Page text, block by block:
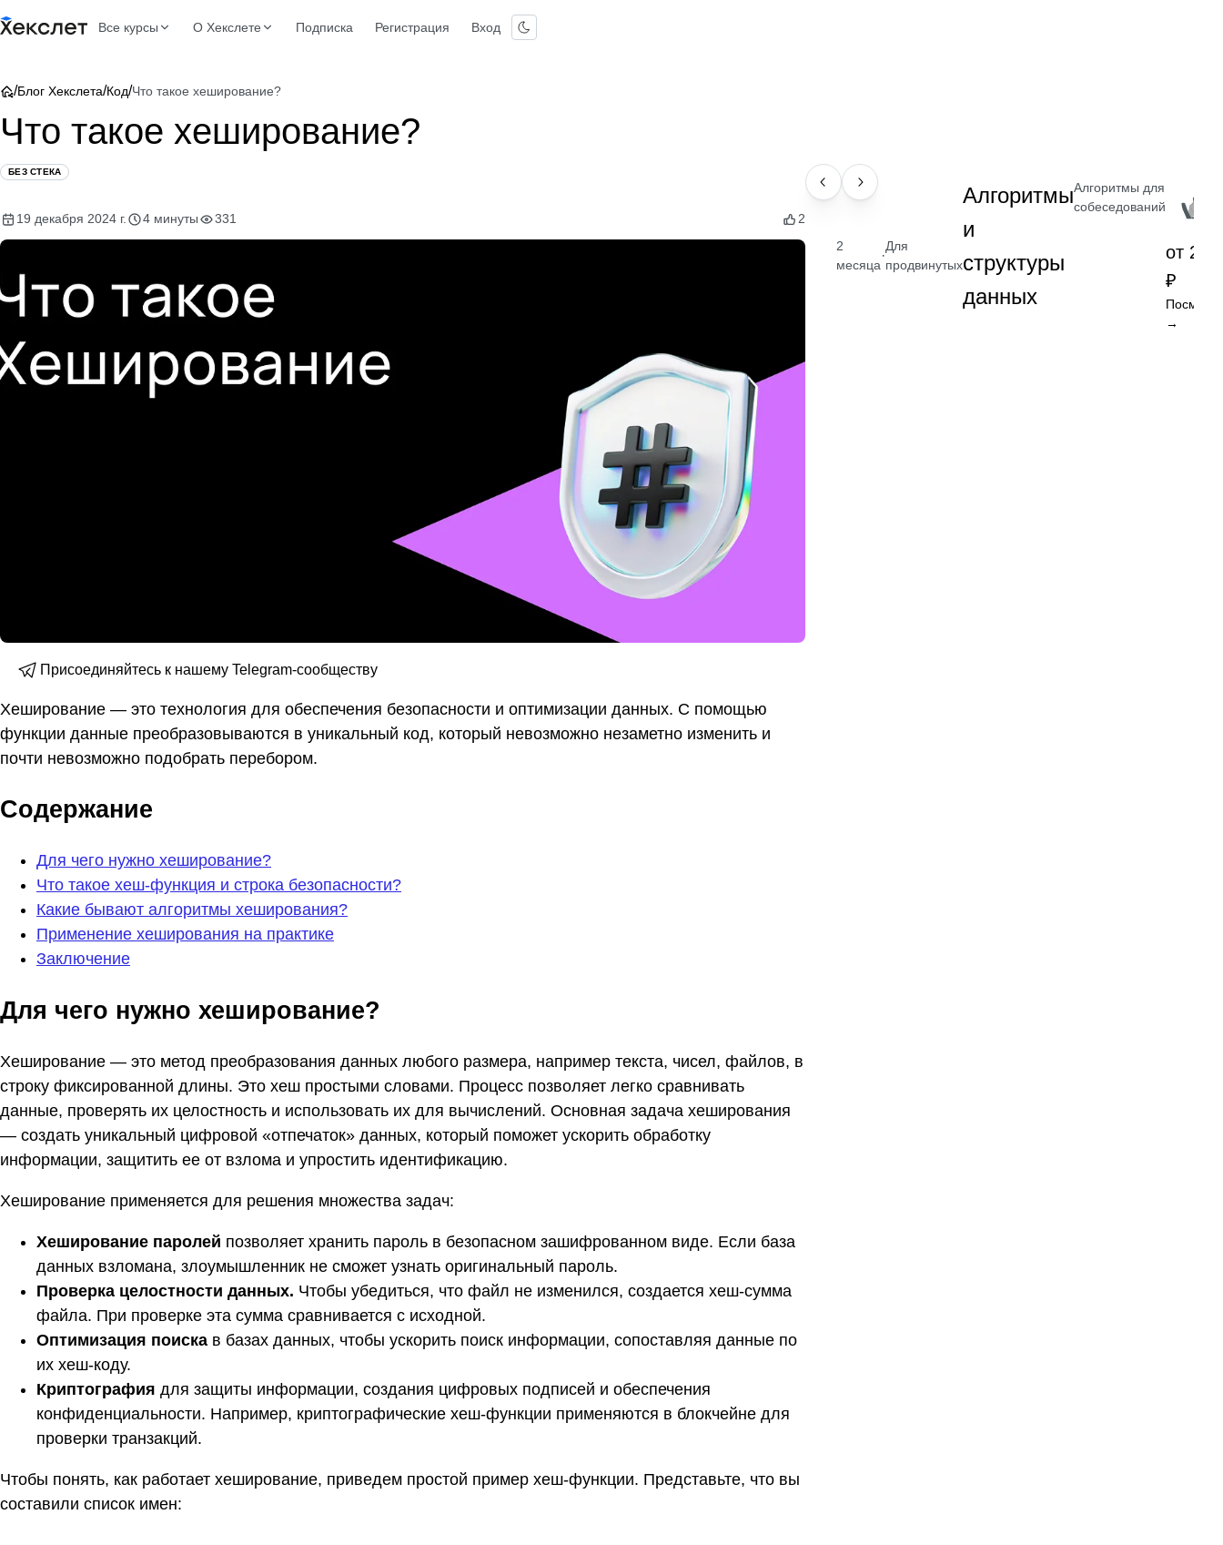
Все курсы О Хекслете Подписка Регистрация Вход
/Блог Хекслета/Код/Что такое хеширование?
Что такое хеширование?
БЕЗ СТЕКА
19 декабря 2024 г. 4 минуты 331 2
Присоединяйтесь к нашему Telegram-сообществу
Хеширование — это технология для обеспечения безопасности и оптимизации данных. С помощью
функции данные преобразовываются в уникальный код, который невозможно незаметно изменить и
почти невозможно подобрать перебором.
Содержание
Для чего нужно хеширование?
Что такое хеш-функция и строка безопасности?
Какие бывают алгоритмы хеширования?
Применение хеширования на практике
Заключение
Для чего нужно хеширование?
Хеширование — это метод преобразования данных любого размера, например текста, чисел, файлов, в
строку фиксированной длины. Это хеш простыми словами. Процесс позволяет легко сравнивать
данные, проверять их целостность и использовать их для вычислений. Основная задача хеширования
— создать уникальный цифровой «отпечаток» данных, который поможет ускорить обработку
информации, защитить ее от взлома и упростить идентификацию.
Хеширование применяется для решения множества задач:
Хеширование паролей позволяет хранить пароль в безопасном зашифрованном виде. Если база
данных взломана, злоумышленник не сможет узнать оригинальный пароль.
Проверка целостности данных. Чтобы убедиться, что файл не изменился, создается хеш-сумма
файла. При проверке эта сумма сравнивается с исходной.
Оптимизация поиска в базах данных, чтобы ускорить поиск информации, сопоставляя данные по
их хеш-коду.
Криптография для защиты информации, создания цифровых подписей и обеспечения
конфиденциальности. Например, криптографические хеш-функции применяются в блокчейне для
проверки транзакций.
Чтобы понять, как работает хеширование, приведем простой пример хеш-функции. Представьте, что вы
составили список имен:
НАВЫК
2
месяца
·
Для
продвинутых
Алгоритмы
и
структуры
данных
Алгоритмы для
собеседований
от 2
₽
→